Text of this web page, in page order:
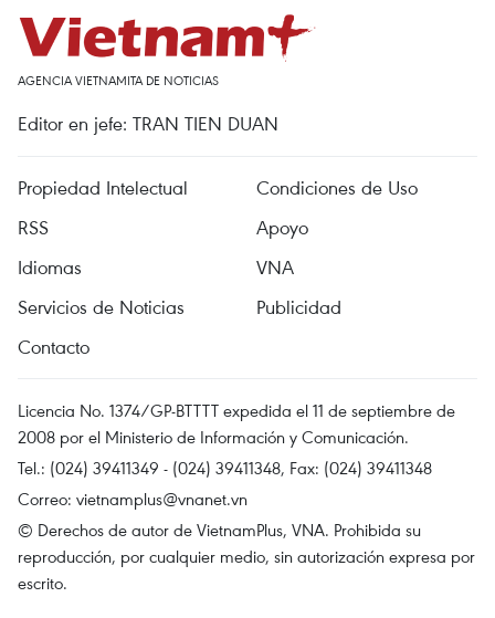
AGENCIA VIETNAMITA DE NOTICIAS
Editor en jefe: TRAN TIEN DUAN
Propiedad Intelectual
Condiciones de Uso
RSS
Apoyo
Idiomas
VNA
Servicios de Noticias
Publicidad
Contacto
Licencia No. 1374/GP-BTTTT expedida el 11 de septiembre de
2008 por el Ministerio de Información y Comunicación.
Tel.: (024) 39411349 - (024) 39411348, Fax: (024) 39411348
Correo: vietnamplus@vnanet.vn
© Derechos de autor de VietnamPlus, VNA. Prohibida su
reproducción, por cualquier medio, sin autorización expresa por
escrito.